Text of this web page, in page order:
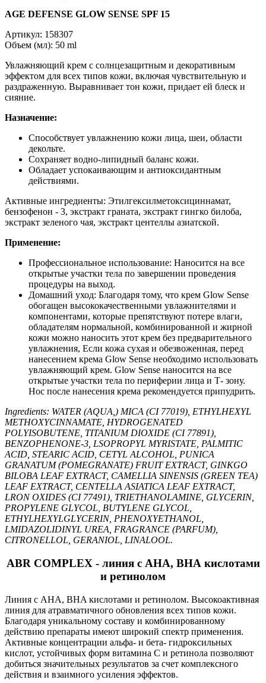
AGE DEFENSE GLOW SENSE SPF 15
Артикул: 158307
Объем (мл): 50 ml
Увлажняющий крем с солнцезащитным и декоративным
эффектом для всех типов кожи, включая чувствительную и
раздраженную. Выравнивает тон кожи, придает ей блеск и
сияние.
Назначение:
Способствует увлажнению кожи лица, шеи, области
декольте.
Сохраняет водно-липидный баланс кожи.
Обладает успокаивающим и антиоксидантным
действиями.
Активные ингредиенты: Этилгексилметоксициннамат,
бензофенон - 3, экстракт граната, экстракт гингко билоба,
экстракт зеленого чая, экстракт центеллы азиатской.
Применение:
Профессиональное использование: Наносится на все
открытые участки тела по завершении проведения
процедуры на выход.
Домашний уход: Благодаря тому, что крем Glow Sense
обогащен высококачественными увлажнителями и
компонентами, которые препятствуют потере влаги,
обладателям нормальной, комбинированной и жирной
кожи можно наносить этот крем без предварительного
увлажнения, Если кожа сухая и обезвоженная, перед
нанесением крема Glow Sense необходимо использовать
увлажняющий крем. Glow Sense наносится на все
открытые участки тела по периферии лица и Т- зону.
Нос после нанесения крема рекомендуется припудрить.
Ingredients: WATER (AQUA,) MICA (CI 77019), ETHYLHEXYL
METHOXYCINNAMATE, HYDROGENATED
POLYISOBUTENE, ТITANIUM DIOXIDE (CI 77891),
BENZOPHENONE-3, LSOPROPYL MYRISTATE, PALMITIC
ACID, STEARIC ACID, CETYL ALCOHOL, PUNICA
GRANATUM (POMEGRANATE) FRUIT EXTRACT, GINKGO
BILOBA LEAF EXTRACT, CAMELLIA SINENSIS (GREEN ТЕА)
LEAF EXTRACT, CENTELLA ASIATICA LEAF EXTRACT,
LRON OXIDES (CI 77491), TRIETHANOLAMINE, GLYCERIN,
PROPYLENE GLYCOL, BUTYLENE GLYCOL,
ETHYLHEXYLGLYCERIN, PHENOXYETHANOL,
LMIDAZOLIDINYL UREA, FRAGRANCE (PARFUM),
CITRONELLOL, GERANIOL, LINALOOL.
ABR COMPLEX - линия с АНА, ВНА кислотами
и ретинолом
Линия с AHA, BHA кислотами и ретинолом. Высокоактивная
линия для атравматичного обновления всех типов кожи.
Благодаря уникальному составу и комбинированному
действию препараты имеют широкий спектр применения.
Активные концентрации альфа- и бета- гидроксильных
кислот, устойчивых форм витамина С и ретинола позволяют
добиться значительных результатов за счет комплексного
действия и взаимного усиления эффектов.